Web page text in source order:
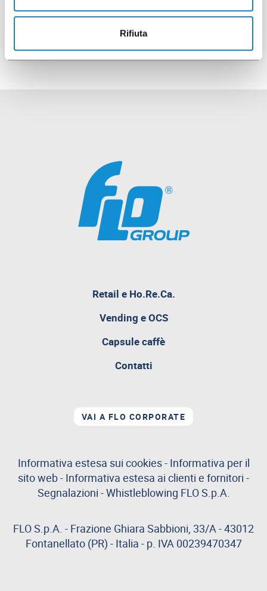
Rifiuta
B.400CC/12oz
Retail e Ho.Re.Ca.
Vending e OCSpagina
Capsule caffè
Contatti
VAI A FLO CORPORATE
Informativa estesa sui cookies- Informativa per il
sito web- Informativa estesa ai clienti e fornitori -
Segnalazioni -Whistleblowing FLO S.p.A.
FLO S.p.A. - Frazione Ghiara Sabbioni, 33/A - 43012
Fontanellato (PR) - Italia - p. IVA 00239470347